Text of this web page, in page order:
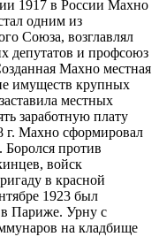
1917 в России Махно
одним из
Союза, возглавлял
депутатов и профсоюз
Махно местная
имуществ крупных
местных
заработную плату
г. Махно сформировал
Боролся против
войск
в красной
1923 был
в Париже. Урну с
на кладбище